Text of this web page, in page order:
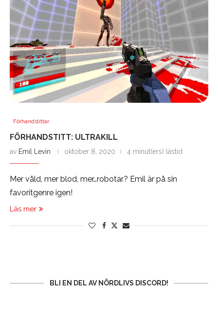
Förhandstittar
FÖRHANDSTITT: ULTRAKILL
av Emil Levin oktober 8, 2020 4 minut(ers) lästid
Mer våld, mer blod, mer…robotar? Emil är på sin
favoritgenre igen!
Läs mer
BLI EN DEL AV NÖRDLIVS DISCORD!